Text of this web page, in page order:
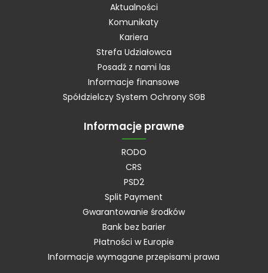
Aktualności
Komunikaty
Kariera
Strefa Udziałowca
Posadź z nami las
Informacje finansowe
Spółdzielczy System Ochrony SGB
Informacje prawne
RODO
CRS
PSD2
Split Payment
Gwarantowanie środków
Bank bez barier
Płatności w Europie
Informacje wymagane przepisami prawa